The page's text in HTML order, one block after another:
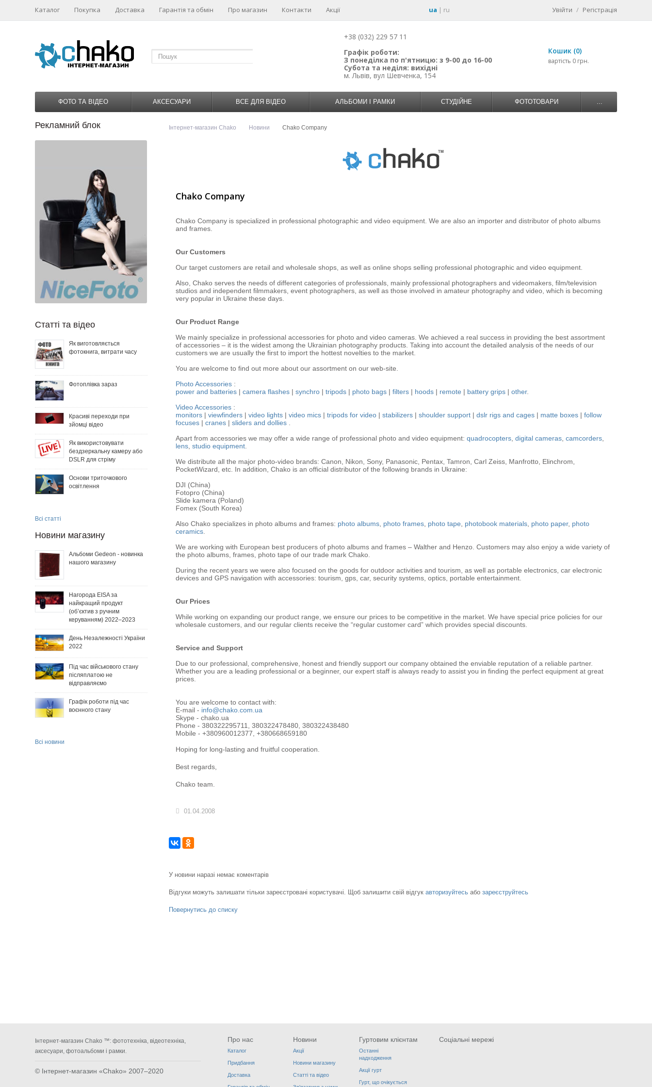
Каталог Покупка Доставка Гарантія та обмін Про магазин Контакти Акції ua | ru Увійти / Регістрація
+38 (032) 229 57 11
Графік роботи:
З понеділка по п'ятницю: з 9-00 до 16-00
Субота та неділя: вихідні
м. Львів, вул Шевченка, 154
Кошик (0)
вартість 0 грн.
ФОТО ТА ВІДЕО АКСЕСУАРИ ВСЕ ДЛЯ ВІДЕО АЛЬБОМИ І РАМКИ СТУДІЙНЕ ФОТОТОВАРИ ...
1 2 3 4
Рекламний блок
Статті та відео
Як виготовляється
фотокнига, витрати часу
Фотоплівка зараз
Красиві переходи при
зйомці відео
Як використовувати
бездзеркальну камеру або
DSLR для стріму
Основи триточкового
освітлення
Всі статті
Новини магазину
Альбоми Gedeon - новинка
нашого магазину
Нагорода EISA за
найкращий продукт
(об’єктив з ручним
керуванням) 2022–2023
День Незалежності України
2022
Під час військового стану
післяплатою не
відправляємо
Графік роботи під час
воєнного стану
Всі новини
Інтернет-магазин Chako Новини Chako Company
Chako Company
Chako Company is specialized in professional photographic and video equipment. We are also an importer and distributor of photo albums
and frames.
Our Customers
Our target customers are retail and wholesale shops, as well as online shops selling professional photographic and video equipment.
Also, Chako serves the needs of different categories of professionals, mainly professional photographers and videomakers, film/television
studios and independent filmmakers, event photographers, as well as those involved in amateur photography and video, which is becoming
very popular in Ukraine these days.
Our Product Range
We mainly specialize in professional accessories for photo and video cameras. We achieved a real success in providing the best assortment
of accessories – it is the widest among the Ukrainian photography products. Taking into account the detailed analysis of the needs of our
customers we are usually the first to import the hottest novelties to the market.
You are welcome to find out more about our assortment on our web-site.
Photo Accessories :
power and batteries | camera flashes | synchro | tripods | photo bags | filters | hoods | remote | battery grips | other.
Video Accessories :
monitors | viewfinders | video lights | video mics | tripods for video | stabilizers | shoulder support | dslr rigs and cages | matte boxes | follow
focuses | cranes | sliders and dollies
Apart from accessories we may offer a wide range of professional photo and video equipment: quadrocopters digital cameras camcorders
lens studio equipment
We distribute all the major photo-video brands: Canon, Nikon, Sony, Panasonic, Pentax, Tamron, Carl Zeiss, Manfrotto, Elinchrom,
PocketWizard, etc. In addition, Chako is an official distributor of the following brands in Ukraine:
DJI (China)
Fotopro (China)
Slide kamera (Poland)
Fomex (South Korea)
Also Chako specializes in photo albums and frames: photo albums photo frames photo tape photobook materials photo paper, photo
ceramics
We are working with European best producers of photo albums and frames – Walther and Henzo. Customers may also enjoy a wide variety of
the photo albums, frames, photo tape of our trade mark Chako.
During the recent years we were also focused on the goods for outdoor activities and tourism, as well as portable electronics, car electronic
devices and GPS navigation with accessories: tourism, gps, car, security systems, optics, portable entertainment.
Our Prices
While working on expanding our product range, we ensure our prices to be competitive in the market. We have special price policies for our
wholesale customers, and our regular clients receive the “regular customer card” which provides special discounts.
Service and Support
Due to our professional, comprehensive, honest and friendly support our company obtained the enviable reputation of a reliable partner.
Whether you are a leading professional or a beginner, our expert staff is always ready to assist you in finding the perfect equipment at great
prices.
You are welcome to contact with:
E-mail - info@chako.com.ua
Skype - chako.ua
Phone - 380322295711, 380322478480, 380322438480
Mobile - +380960012377, +380668659180
Hoping for long-lasting and fruitful cooperation.
Best regards,
Chako team.
01.04.2008
У новини наразі немає коментарів
Відгуки можуть залишати тільки зареєстровані користувачі. Щоб залишити свій відгук авторизуйтесь або зареєструйтесь
Повернутись до списку
Інтернет-магазин Chako ™: фототехніка, відеотехніка,
аксесуари, фотоальбоми і рамки.
© Інтернет-магазин «Chako» 2007–2020
Про нас
Каталог
Придбання
Доставка
Новини
Акції
Новини магазину
Статті та відео
Гуртовим клієнтам
Останні
надходження
Акції гурт
Гурт, що очікується
Соціальні мережі